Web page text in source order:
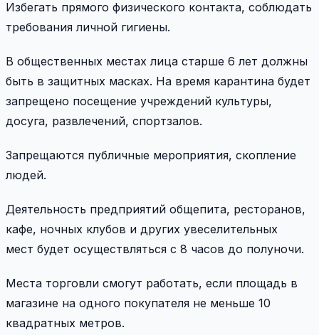
Избегать прямого физического контакта, соблюдать
требования личной гигиены.
В общественных местах лица старше 6 лет должны
быть в защитных масках. На время карантина будет
запрещено посещение учреждений культуры,
досуга, развлечений, спортзалов.
Запрещаются публичные мероприятия, скопление
людей.
Деятельность предприятий общепита, ресторанов,
кафе, ночных клубов и других увеселительных
мест будет осуществляться с 8 часов до полуночи.
Места торговли смогут работать, если площадь в
магазине на одного покупателя не меньше 10
квадратных метров.